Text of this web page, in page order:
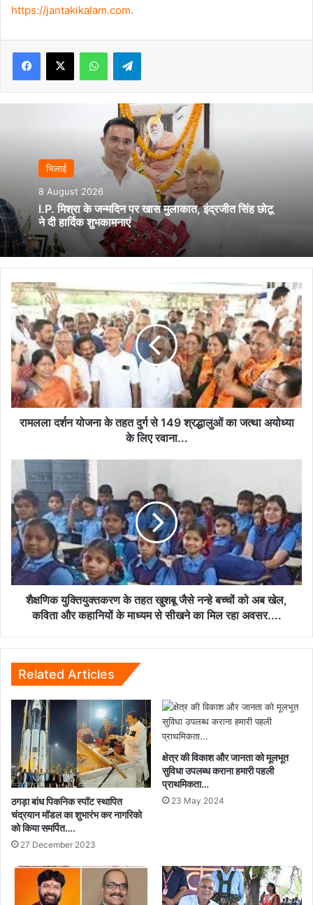
https://jantakikalam.com.
Facebook
X WhatsAppTelegram
भिलाई
8 August 2026
I.P. मिश्रा के जन्मदिन पर खास मुलाकात, इंद्रजीत सिंह छोटू
ने दी हार्दिक शुभकामनाएं
रामलला
दर्शन
योजना
के
तहत
दुर्ग
से
149
श्रद्धालुओं
का
रवाना...
रामलला दर्शन योजना के तहत दुर्ग से 149 श्रद्धालुओं का जत्था अयोध्या
के लिए रवाना...
शैक्षणिक
युक्तियुक्तकरण
के
तहत
खुशबू
जैसे
नन्हे
बच्चों
को
माध्यम
से
सीखने
मिल
रहा
अवसर....
शैक्षणिक युक्तियुक्तकरण के तहत खुशबू जैसे नन्हे बच्चों को अब खेल,
कविता और कहानियों के माध्यम से सीखने का मिल रहा अवसर....
Related Articles
ठगड़ा बांध पिकनिक स्पॉट स्थापित
चंद्रयान मॉडल का शुभारंभ कर नागरिको
को किया समर्पित….
27 December 2023
क्षेत्र की विकाश और जानता को मूलभूत
सुविधा उपलब्ध कराना हमारी पहली
प्राथमिकता…
23 May 2024